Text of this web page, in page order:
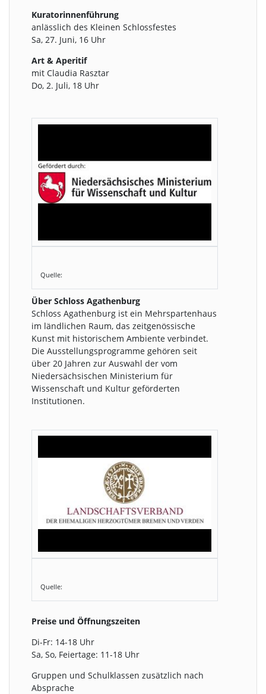
Kuratorinnenführung
anlässlich des Kleinen Schlossfestes
Sa, 27. Juni, 16 Uhr
Art & Aperitif
mit Claudia Rasztar
Do, 2. Juli, 18 Uhr
Quelle:
Über Schloss Agathenburg
Schloss Agathenburg ist ein Mehrspartenhaus
im ländlichen Raum, das zeitgenössische
Kunst mit historischem Ambiente verbindet.
Die Ausstellungsprogramme gehören seit
über 20 Jahren zur Auswahl der vom
Niedersächsischen Ministerium für
Wissenschaft und Kultur geförderten
Institutionen.
Quelle:
Preise und Öffnungszeiten
Di-Fr: 14-18 Uhr
Sa, So, Feiertage: 11-18 Uhr
Gruppen und Schulklassen zusätzlich nach
Absprache